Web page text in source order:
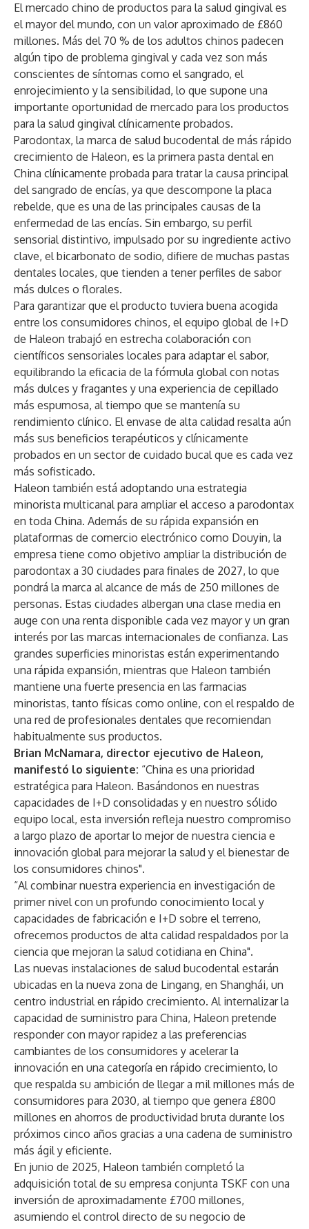
El mercado chino de productos para la salud gingival es
el mayor del mundo, con un valor aproximado de £860
millones. Más del 70 % de los adultos chinos padecen
algún tipo de problema gingival y cada vez son más
conscientes de síntomas como el sangrado, el
enrojecimiento y la sensibilidad, lo que supone una
importante oportunidad de mercado para los productos
para la salud gingival clínicamente probados.
Parodontax, la marca de salud bucodental de más rápido
crecimiento de Haleon, es la primera pasta dental en
China clínicamente probada para tratar la causa principal
del sangrado de encías, ya que descompone la placa
rebelde, que es una de las principales causas de la
enfermedad de las encías. Sin embargo, su perfil
sensorial distintivo, impulsado por su ingrediente activo
clave, el bicarbonato de sodio, difiere de muchas pastas
dentales locales, que tienden a tener perfiles de sabor
más dulces o florales.
Para garantizar que el producto tuviera buena acogida
entre los consumidores chinos, el equipo global de I+D
de Haleon trabajó en estrecha colaboración con
científicos sensoriales locales para adaptar el sabor,
equilibrando la eficacia de la fórmula global con notas
más dulces y fragantes y una experiencia de cepillado
más espumosa, al tiempo que se mantenía su
rendimiento clínico. El envase de alta calidad resalta aún
más sus beneficios terapéuticos y clínicamente
probados en un sector de cuidado bucal que es cada vez
más sofisticado.
Haleon también está adoptando una estrategia
minorista multicanal para ampliar el acceso a parodontax
en toda China. Además de su rápida expansión en
plataformas de comercio electrónico como Douyin, la
empresa tiene como objetivo ampliar la distribución de
parodontax a 30 ciudades para finales de 2027, lo que
pondrá la marca al alcance de más de 250 millones de
personas. Estas ciudades albergan una clase media en
auge con una renta disponible cada vez mayor y un gran
interés por las marcas internacionales de confianza. Las
grandes superficies minoristas están experimentando
una rápida expansión, mientras que Haleon también
mantiene una fuerte presencia en las farmacias
minoristas, tanto físicas como online, con el respaldo de
una red de profesionales dentales que recomiendan
habitualmente sus productos.
Brian McNamara, director ejecutivo de Haleon,
manifestó lo siguiente: “China es una prioridad
estratégica para Haleon. Basándonos en nuestras
capacidades de I+D consolidadas y en nuestro sólido
equipo local, esta inversión refleja nuestro compromiso
a largo plazo de aportar lo mejor de nuestra ciencia e
innovación global para mejorar la salud y el bienestar de
los consumidores chinos".
“Al combinar nuestra experiencia en investigación de
primer nivel con un profundo conocimiento local y
capacidades de fabricación e I+D sobre el terreno,
ofrecemos productos de alta calidad respaldados por la
ciencia que mejoran la salud cotidiana en China".
Las nuevas instalaciones de salud bucodental estarán
ubicadas en la nueva zona de Lingang, en Shanghái, un
centro industrial en rápido crecimiento. Al internalizar la
capacidad de suministro para China, Haleon pretende
responder con mayor rapidez a las preferencias
cambiantes de los consumidores y acelerar la
innovación en una categoría en rápido crecimiento, lo
que respalda su ambición de llegar a mil millones más de
consumidores para 2030, al tiempo que genera £800
millones en ahorros de productividad bruta durante los
próximos cinco años gracias a una cadena de suministro
más ágil y eficiente.
En junio de 2025, Haleon también completó la
adquisición total de su empresa conjunta TSKF con una
inversión de aproximadamente £700 millones,
asumiendo el control directo de su negocio de